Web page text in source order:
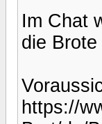
Im Chat
die
https://